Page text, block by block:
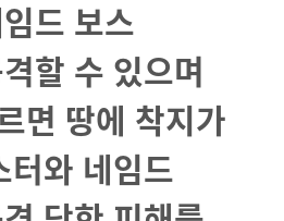
드 보스
할 수 있으며
면 땅에 착지가
터와 네임드